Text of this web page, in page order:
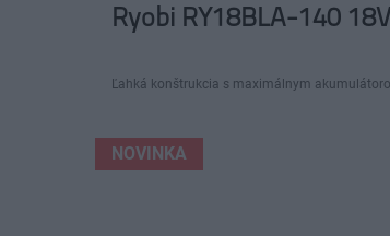
Ryobi RY18BLA-140
Ľahká konštrukcia s maximálnym
NOVINKA